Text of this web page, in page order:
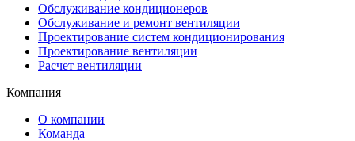
Обслуживание кондиционеров
Обслуживание и ремонт вентиляции
Проектирование систем кондиционирования
Проектирование вентиляции
Расчет вентиляции
Компания
О компании
Команда